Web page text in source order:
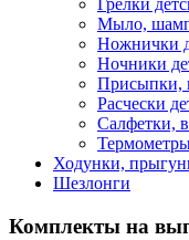
Грелки
Мыло,
Ножнички
Ночники
Присыпки,
Расчески
Салфетки,
Ходунки,
Шезлонги
Комплекты на